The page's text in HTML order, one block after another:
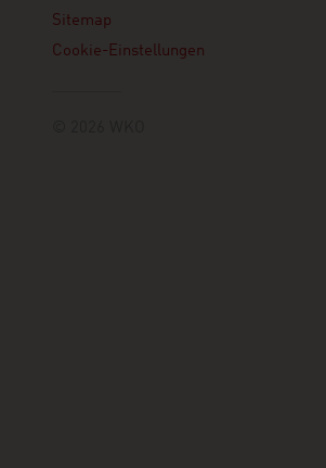
Sitemap
Cookie-Einstellungen